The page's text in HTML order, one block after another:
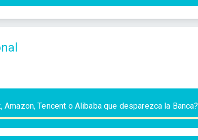
Amazon, Tencent o Alibaba que desparezca la Banca?